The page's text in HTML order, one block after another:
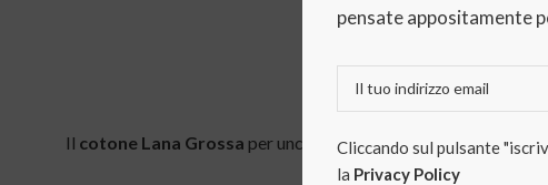
pensate appositamente
Cliccando sul pulsante
la Privacy Policy
Il cotone Lana Grossa per uncinetto è un filato estivo ideale
pappagallo,